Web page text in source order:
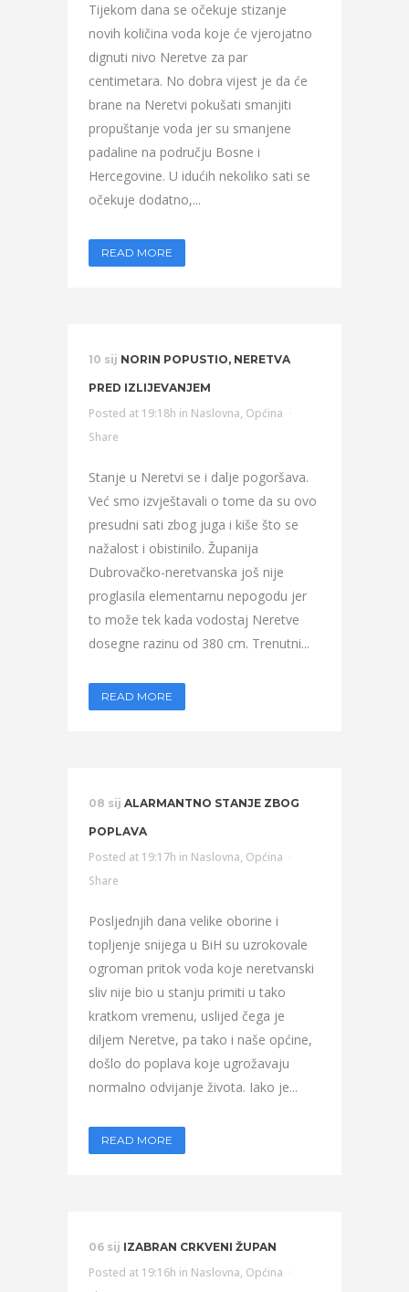
Tijekom dana se očekuje stizanje
novih količina voda koje će vjerojatno
dignuti nivo Neretve za par
centimetara. No dobra vijest je da će
brane na Neretvi pokušati smanjiti
propuštanje voda jer su smanjene
padaline na području Bosne i
Hercegovine. U idućih nekoliko sati se
očekuje dodatno,...
READ MORE
10 sij NORIN POPUSTIO, NERETVA
PRED IZLIJEVANJEM
Posted at 19:18h in Naslovna, Općina
Share
Stanje u Neretvi se i dalje pogoršava.
Već smo izvještavali o tome da su ovo
presudni sati zbog juga i kiše što se
nažalost i obistinilo. Županija
Dubrovačko-neretvanska još nije
proglasila elementarnu nepogodu jer
to može tek kada vodostaj Neretve
dosegne razinu od 380 cm. Trenutni...
READ MORE
08 sij ALARMANTNO STANJE ZBOG
POPLAVA
Posted at 19:17h in Naslovna, Općina
Share
Posljednjih dana velike oborine i
topljenje snijega u BiH su uzrokovale
ogroman pritok voda koje neretvanski
sliv nije bio u stanju primiti u tako
kratkom vremenu, uslijed čega je
diljem Neretve, pa tako i naše općine,
došlo do poplava koje ugrožavaju
normalno odvijanje života. Iako je...
READ MORE
06 sij IZABRAN CRKVENI ŽUPAN
Posted at 19:16h in Naslovna, Općina